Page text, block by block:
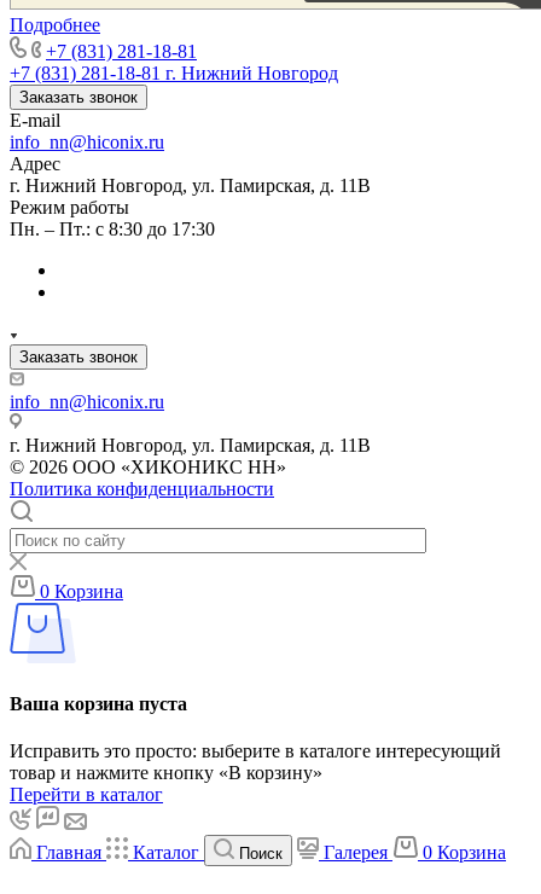
Подробнее
+7 (831) 281-18-81
+7 (831) 281-18-81 г. Нижний Новгород
Заказать звонок
E-mail
info_nn@hiconix.ru
Адрес
г. Нижний Новгород, ул. Памирская, д. 11В
Режим работы
Пн. – Пт.: с 8:30 до 17:30
Заказать звонок
info_nn@hiconix.ru
г. Нижний Новгород, ул. Памирская, д. 11В
© 2026 ООО «ХИКОНИКС НН»
Политика конфиденциальности
0 Корзина
Ваша корзина пуста
Исправить это просто: выберите в каталоге интересующий
товар и нажмите кнопку «В корзину»
Перейти в каталог
Главная Каталог Поиск Галерея 0 Корзина